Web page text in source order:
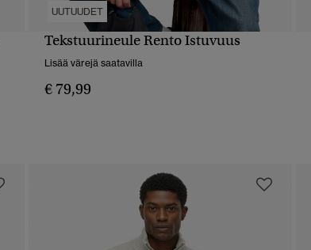
UUTUUDET
Tekstuurineule Rento Istuvuus
Lisää värejä saatavilla
€ 79,99